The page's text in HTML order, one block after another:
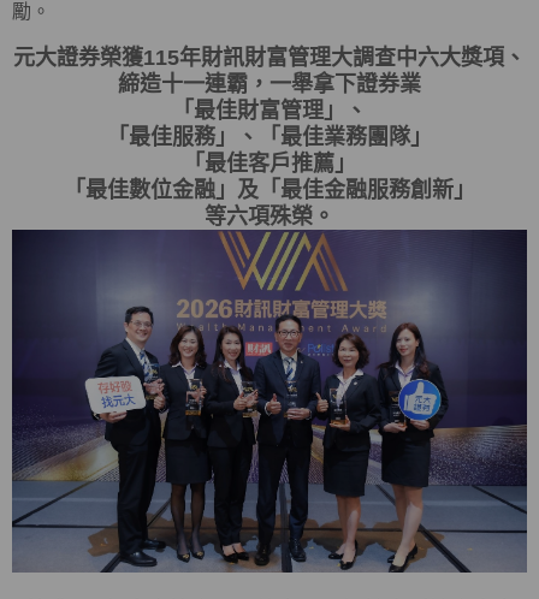
勵。
元大證券榮獲115年財訊財富管理大調查中六大獎項、
締造十一連霸，一舉拿下證券業
「最佳財富管理」、
「最佳服務」、「最佳業務團隊」
「最佳客戶推薦」
「最佳數位金融」及「最佳金融服務創新」
等六項殊榮。